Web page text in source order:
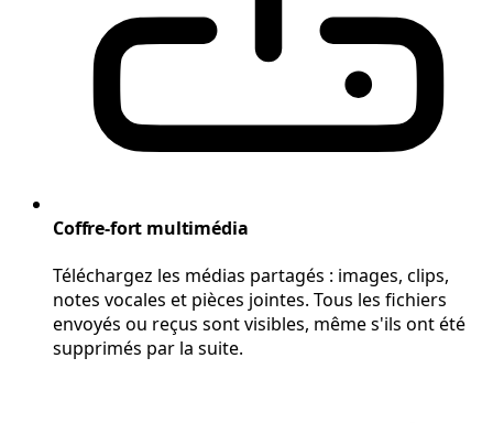
Coffre-fort multimédia
Téléchargez les médias partagés : images, clips,
notes vocales et pièces jointes. Tous les fichiers
envoyés ou reçus sont visibles, même s'ils ont été
supprimés par la suite.